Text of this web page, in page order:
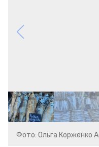
Фото: Ольга Корженко